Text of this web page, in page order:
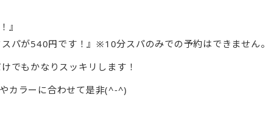
』
スパが540円です！』※10分スパのみでの予約はできません。
でもかなりスッキリします！
カラーに合わせて是非(^-^)